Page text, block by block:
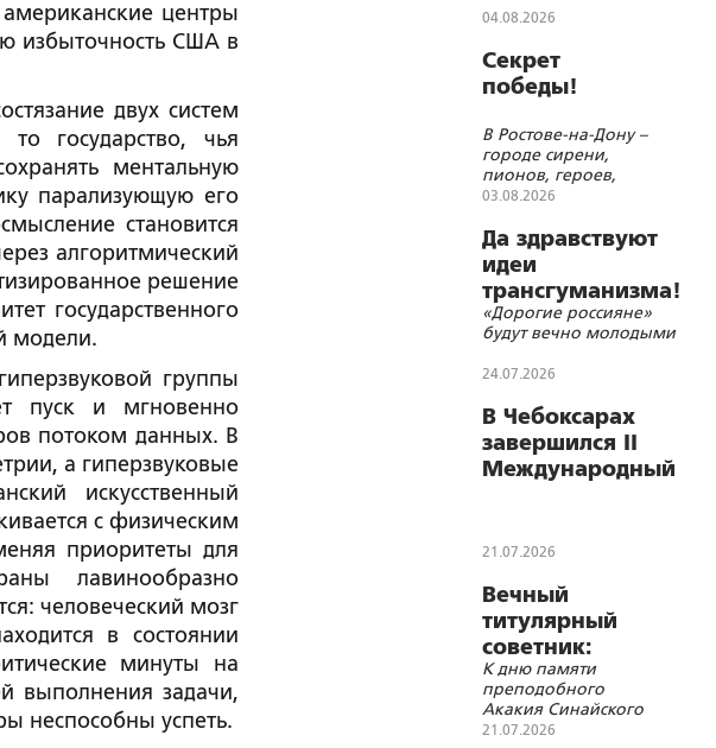
центры
избыточность США в
двух систем
государство, чья
ментальную
парализующую его
становится
алгоритмический
решение
государственного
модели.
группы
пуск и мгновенно
потоком данных. В
а гиперзвуковые
искусственный
с физическим
приоритеты для
лавинообразно
человеческий мозг
в состоянии
минуты на
выполнения задачи,
неспособны успеть.
04.08.2026
Секрет
победы!
В Ростове-на-Дону –
городе сирени,
пионов, героев,
молитв и красоты
03.08.2026
Да здравствуют
идеи
трансгуманизма!
«Дорогие россияне»
будут вечно молодыми
24.07.2026
В Чебоксарах
завершился II
Международный
Махмуда
21.07.2026
Вечный
титулярный
советник:
Акакий
Акакиевич
Башмачкин в
К дню памяти
преподобного
Акакия Синайского
(7/20 июля)
21.07.2026